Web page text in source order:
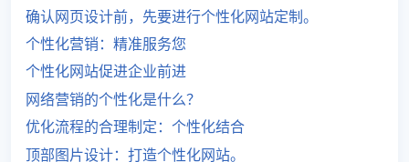
确认网页设计前，先要进行个性化网站定制。
个性化营销：精准服务您
个性化网站促进企业前进
网络营销的个性化是什么？
优化流程的合理制定：个性化结合
顶部图片设计：打造个性化网站。